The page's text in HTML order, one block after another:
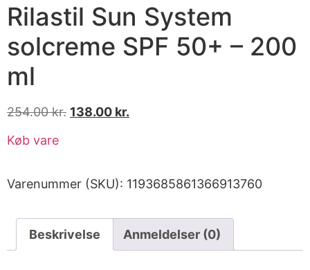
Rilastil Sun System
solcreme SPF 50+ – 200
ml
254.00kr. 138.00 kr.
Køb vare
Varenummer (SKU): 1193685861366913760
Beskrivelse Anmeldelser (0)